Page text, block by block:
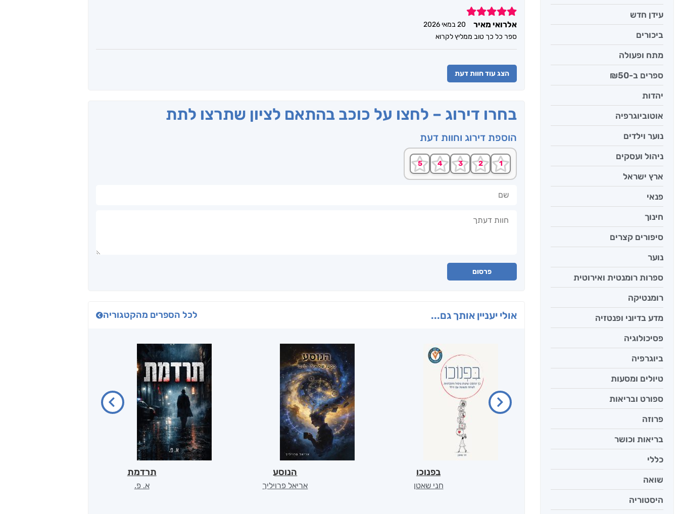
עידן חדש
ביכורים
מתח ופעולה
ספרים ב-₪50
יהדות
אוטוביוגרפיה
נוער וילדים
ניהול ועסקים
ארץ ישראל
פנאי
חינוך
סיפורים קצרים
נוער
ספרות רומנטית ואירוטית
רומנטיקה
מדע בדיוני ופנטזיה
פסיכולוגיה
ביוגרפיה
טיולים ומסעות
ספורט ובריאות
פרוזה
בריאות וכושר
כללי
שואה
היסטוריה
5
אלרואי מאיר
20 במאי 2026
ספר כל כך טוב ממליץ לקרוא
הצג עוד חוות דעת
בחרו דירוג – לחצו על כוכב בהתאם לציון שתרצו לתת
הוספת דירוג וחוות דעת
פרסום
אולי יעניין אותך גם... לכל הספרים מהקטגוריה
בפנוכו
חני שאטן
הנוסע
אריאל פרויליך
תרדמת
א. פ.